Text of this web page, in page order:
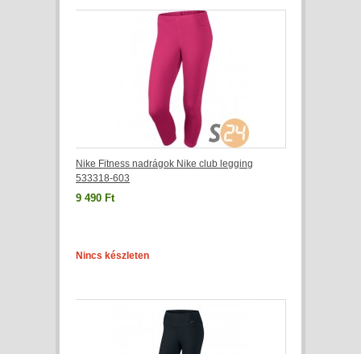
Nike Fitness nadrágok Nike club legging
533318-603
9 490 Ft
Nincs készleten